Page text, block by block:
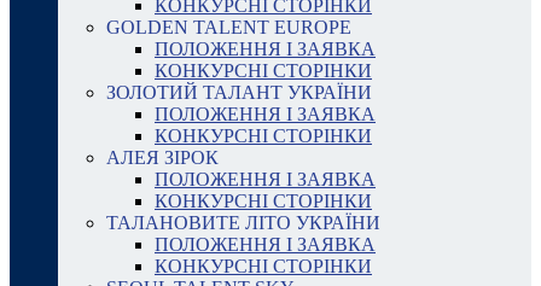
КОНКУРСНІ СТОРІНКИ
GOLDEN TALENT EUROPE
ПОЛОЖЕННЯ І ЗАЯВКА
КОНКУРСНІ СТОРІНКИ
ЗОЛОТИЙ ТАЛАНТ УКРАЇНИ
ПОЛОЖЕННЯ І ЗАЯВКА
КОНКУРСНІ СТОРІНКИ
АЛЕЯ ЗІРОК
ПОЛОЖЕННЯ І ЗАЯВКА
КОНКУРСНІ СТОРІНКИ
ТАЛАНОВИТЕ ЛІТО УКРАЇНИ
ПОЛОЖЕННЯ І ЗАЯВКА
КОНКУРСНІ СТОРІНКИ